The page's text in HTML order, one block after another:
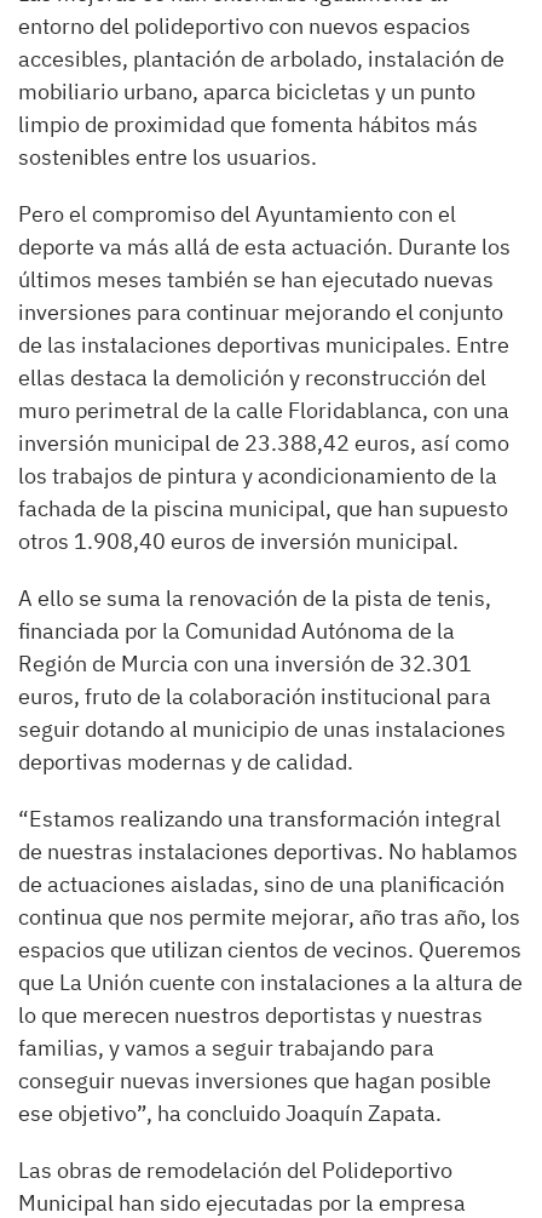
entorno del polideportivo con nuevos espacios
accesibles, plantación de arbolado, instalación de
mobiliario urbano, aparca bicicletas y un punto
limpio de proximidad que fomenta hábitos más
sostenibles entre los usuarios.
Pero el compromiso del Ayuntamiento con el
deporte va más allá de esta actuación. Durante los
últimos meses también se han ejecutado nuevas
inversiones para continuar mejorando el conjunto
de las instalaciones deportivas municipales. Entre
ellas destaca la demolición y reconstrucción del
muro perimetral de la calle Floridablanca, con una
inversión municipal de 23.388,42 euros, así como
los trabajos de pintura y acondicionamiento de la
fachada de la piscina municipal, que han supuesto
otros 1.908,40 euros de inversión municipal.
A ello se suma la renovación de la pista de tenis,
financiada por la Comunidad Autónoma de la
Región de Murcia con una inversión de 32.301
euros, fruto de la colaboración institucional para
seguir dotando al municipio de unas instalaciones
deportivas modernas y de calidad.
“Estamos realizando una transformación integral
de nuestras instalaciones deportivas. No hablamos
de actuaciones aisladas, sino de una planificación
continua que nos permite mejorar, año tras año, los
espacios que utilizan cientos de vecinos. Queremos
que La Unión cuente con instalaciones a la altura de
lo que merecen nuestros deportistas y nuestras
familias, y vamos a seguir trabajando para
conseguir nuevas inversiones que hagan posible
ese objetivo”, ha concluido Joaquín Zapata.
Las obras de remodelación del Polideportivo
Municipal han sido ejecutadas por la empresa